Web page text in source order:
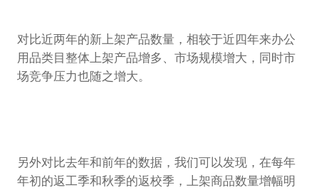
对比近两年的新上架产品数量，相较于近四年来办公
用品类目整体上架产品增多、市场规模增大，同时市
场竞争压力也随之增大。
另外对比去年和前年的数据，我们可以发现，在每年
年初的返工季和秋季的返校季，上架商品数量增幅明